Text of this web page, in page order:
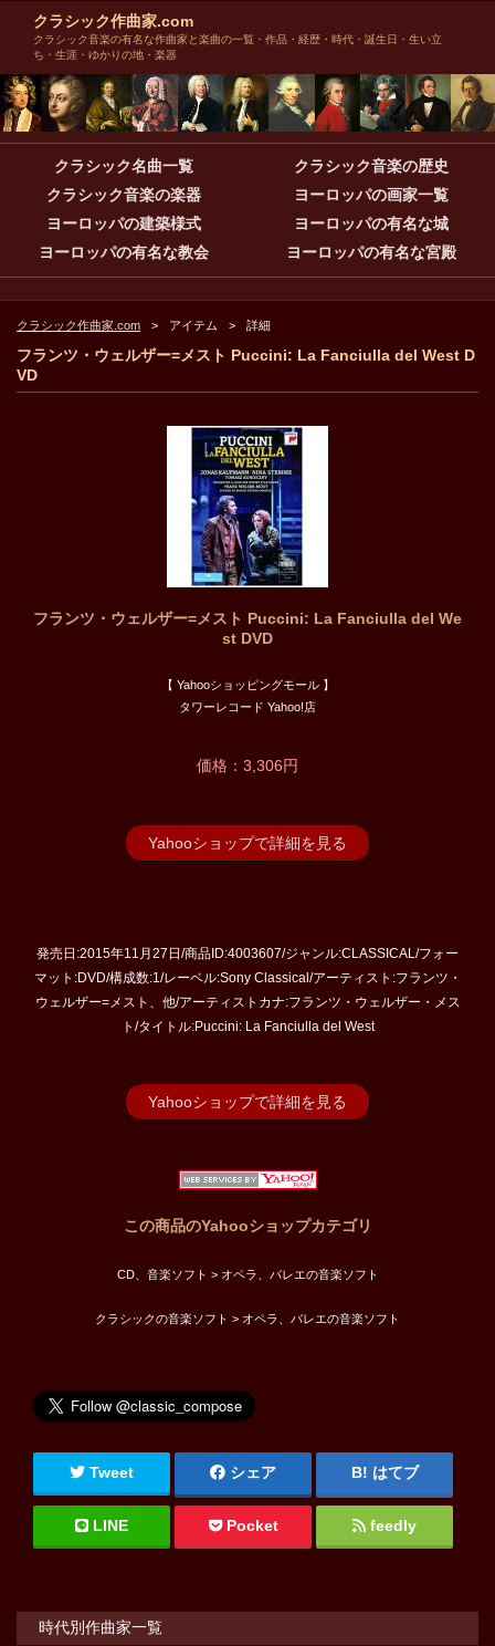
クラシック作曲家.com
クラシック音楽の有名な作曲家と楽曲の一覧・作品・経歴・時代・誕生日・生い立
ち・生涯・ゆかりの地・楽器
クラシック名曲一覧
クラシック音楽の歴史
クラシック音楽の楽器
ヨーロッパの画家一覧
ヨーロッパの建築様式
ヨーロッパの有名な城
ヨーロッパの有名な教会
ヨーロッパの有名な宮殿
クラシック作曲家.com アイテム 詳細
フランツ・ウェルザー=メスト Puccini: La Fanciulla del West D
VD
フランツ・ウェルザー=メスト Puccini: La Fanciulla del We
st DVD
【 Yahooショッピングモール 】
タワーレコード Yahoo!店
価格：3,306円
Yahooショップで詳細を見る
発売日:2015年11月27日/商品ID:4003607/ジャンル:CLASSICAL/フォー
マット:DVD/構成数:1/レーベル:Sony Classical/アーティスト:フランツ・
ウェルザー=メスト、他/アーティストカナ:フランツ・ウェルザー・メス
ト/タイトル:Puccini: La Fanciulla del West
Yahooショップで詳細を見る
この商品のYahooショップカテゴリ
CD、音楽ソフト > オペラ、バレエの音楽ソフト
クラシックの音楽ソフト > オペラ、バレエの音楽ソフト
Tweet シェア はてブ
LINE Pocket feedly
時代別作曲家一覧